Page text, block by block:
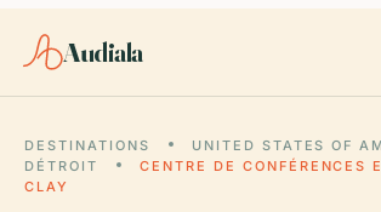
Audiala
DESTINATIONS
UNITED STATES OF
DÉTROIT
CENTRE DE CONFÉRENCES
CLAY